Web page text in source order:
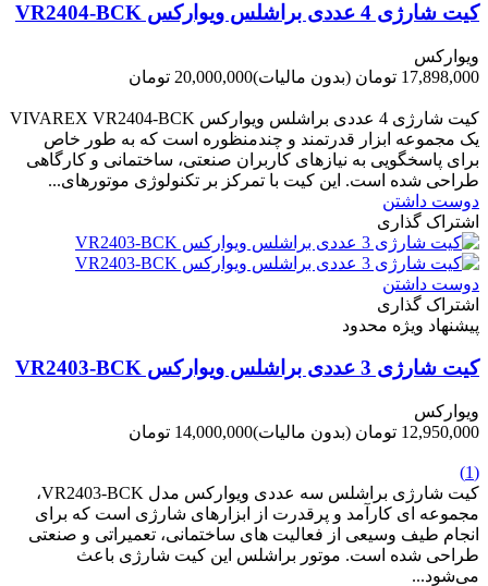
کیت شارژی 4 عددی براشلس ویوارکس VR2404-BCK
ویوارکس
17,898,000 تومان
(بدون مالیات)20,000,000 تومان
کیت شارژی 4 عددی براشلس ویوارکس VIVAREX VR2404-BCK
یک مجموعه ابزار قدرتمند و چندمنظوره است که به طور خاص
برای پاسخگویی به نیازهای کاربران صنعتی، ساختمانی و کارگاهی
طراحی شده است. این کیت با تمرکز بر تکنولوژی موتورهای...
دوست داشتن
اشتراک گذاری
دوست داشتن
اشتراک گذاری
پیشنهاد ویژه محدود
کیت شارژی 3 عددی براشلس ویوارکس VR2403-BCK
ویوارکس
12,950,000 تومان
(بدون مالیات)14,000,000 تومان
(1)
کیت شارژی براشلس سه عددی ویوارکس مدل VR2403-BCK،
مجموعه ای کارآمد و پرقدرت از ابزارهای شارژی است که برای
انجام طیف وسیعی از فعالیت های ساختمانی، تعمیراتی و صنعتی
طراحی شده است. موتور براشلس این کیت شارژی باعث
می‌شود...